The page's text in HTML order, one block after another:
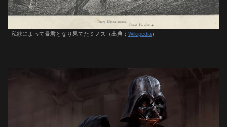
私欲によって暴君となり果てたミノス（出典： Wikipedia）